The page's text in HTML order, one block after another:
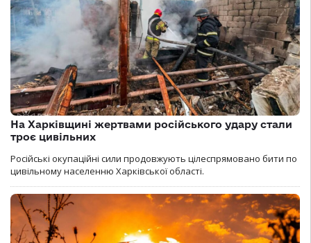
На Харківщині жертвами російського удару стали
троє цивільних
Російські окупаційні сили продовжують цілеспрямовано бити по
цивільному населенню Харківської області.